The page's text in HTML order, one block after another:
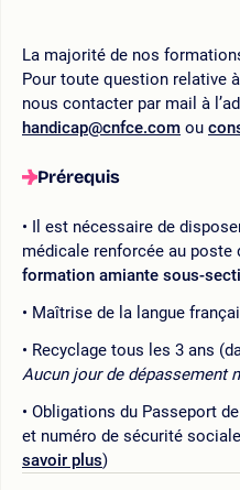
La majorité de nos
Pour toute question relative
nous contacter par mail à
handicap@cnfce.com ou
Prérequis
Il est nécessaire de
médicale renforcée au poste
formation amiante sous-
Maîtrise de la langue
Recyclage tous les 3 ans
Aucun jour de dépassement
Obligations du Passeport
et numéro de sécurité
savoir plus)